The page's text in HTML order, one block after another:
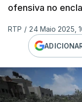
ofensiva no
RTP / 24 Maio 2025,